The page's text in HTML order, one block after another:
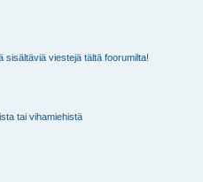
viestejä tältä foorumilta!
tai vihamiehistä